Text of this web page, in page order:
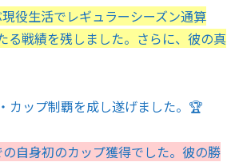
役生活でレギュラーシーズン通算
る戦績を残しました。さらに、彼の真
カップ制覇を成し遂げました。🏆
自身初のカップ獲得でした。彼の勝